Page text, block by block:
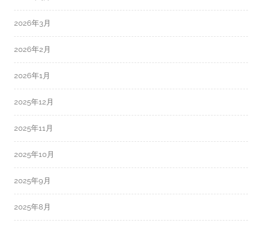
2026年3月
2026年2月
2026年1月
2025年12月
2025年11月
2025年10月
2025年9月
2025年8月